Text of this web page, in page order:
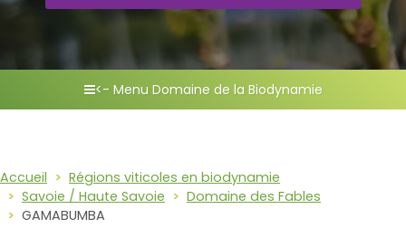
<- Menu Domaine de la Biodynamie
Accueil
Régions viticoles en biodynamie
Savoie / Haute Savoie
Domaine des Fables
GAMABUMBA